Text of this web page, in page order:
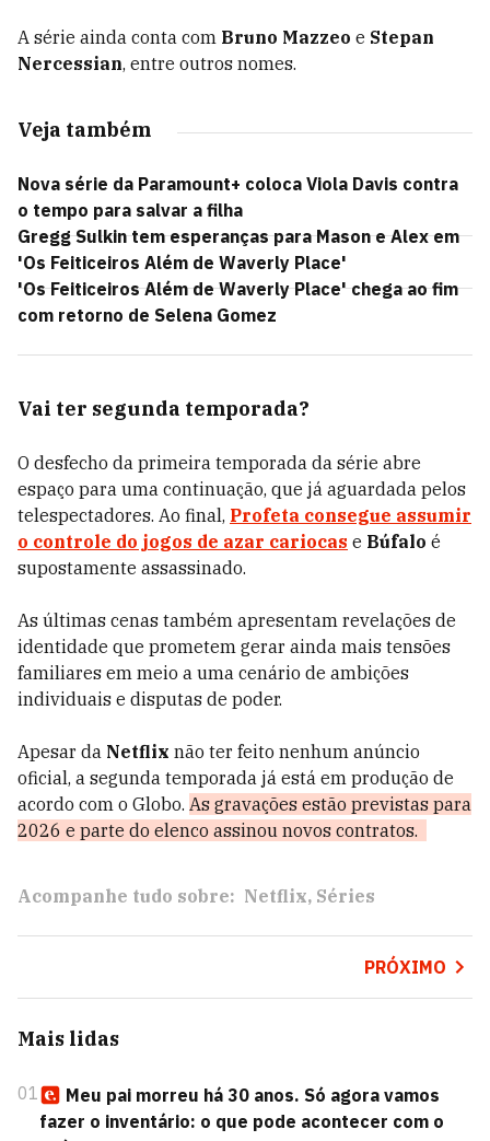
A série ainda conta com Bruno Mazzeo e Stepan
Nercessian, entre outros nomes.
Veja também
Nova série da Paramount+ coloca Viola Davis contra
o tempo para salvar a filha
Gregg Sulkin tem esperanças para Mason e Alex em
'Os Feiticeiros Além de Waverly Place'
'Os Feiticeiros Além de Waverly Place' chega ao fim
com retorno de Selena Gomez
Vai ter segunda temporada?
O desfecho da primeira temporada da série abre
espaço para uma continuação, que já aguardada pelos
telespectadores. Ao final, Profeta consegue assumir
o controle do jogos de azar cariocas e Búfalo é
supostamente assassinado.
As últimas cenas também apresentam revelações de
identidade que prometem gerar ainda mais tensões
familiares em meio a uma cenário de ambições
individuais e disputas de poder.
Apesar da Netflix não ter feito nenhum anúncio
oficial, a segunda temporada já está em produção de
acordo com o Globo. As gravações estão previstas para
2026 e parte do elenco assinou novos contratos.
Acompanhe tudo sobre: Netflix Séries
PRÓXIMO
Mais lidas
01
Meu pai morreu há 30 anos. Só agora vamos
fazer o inventário: o que pode acontecer com o